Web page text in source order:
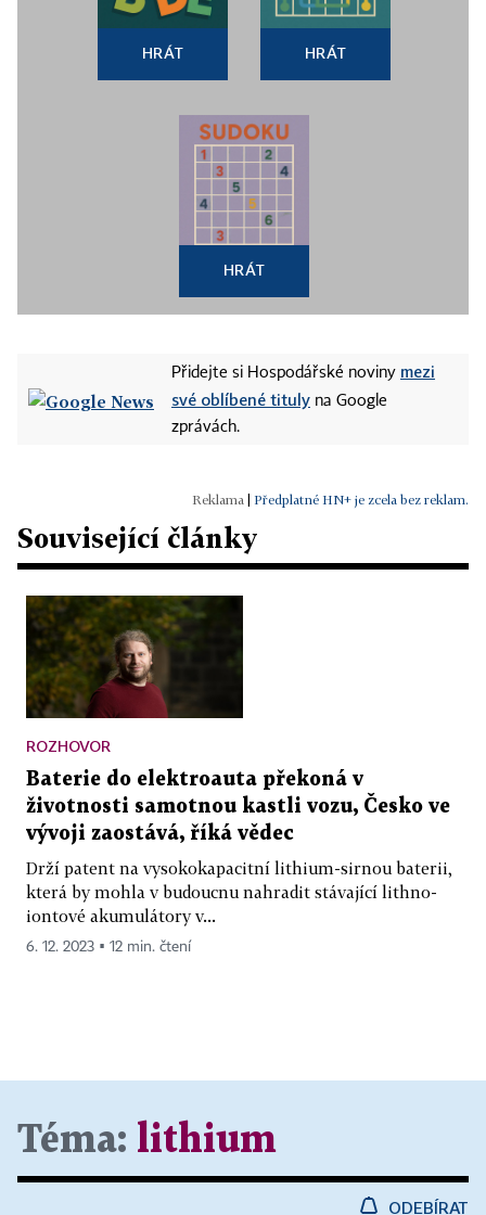
HRÁT HRÁT
HRÁT
Přidejte si Hospodářské noviny mezi
své oblíbené tituly na Google
zprávách.
Předplatné HN+ je zcela bez reklam.
Související články
ROZHOVOR
Baterie do elektroauta překoná v
životnosti samotnou kastli vozu, Česko ve
vývoji zaostává, říká vědec
Drží patent na vysokokapacitní lithium-sirnou baterii,
která by mohla v budoucnu nahradit stávající lithno-
iontové akumulátory v...
6. 12. 2023 ▪ 12 min. čtení
Téma: lithium
ODEBÍRAT